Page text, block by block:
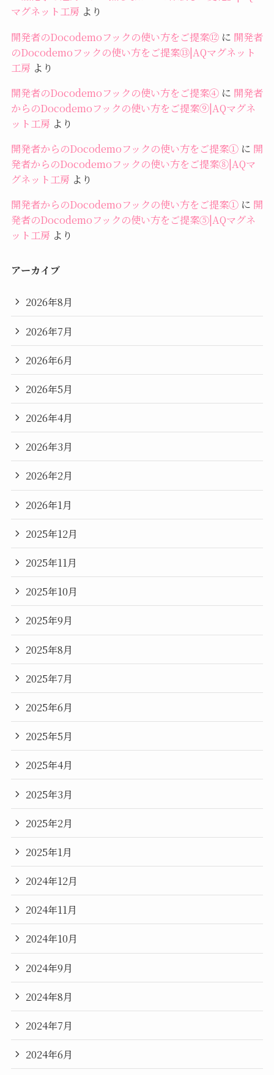
マグネット工房 より
開発者のDocodemoフックの使い方をご提案⑫に 開発者
のDocodemoフックの使い方をご提案⑬|AQマグネット
工房 より
開発者のDocodemoフックの使い方をご提案④に 開発者
からのDocodemoフックの使い方をご提案⑨|AQマグネ
ット工房 より
開発者からのDocodemoフックの使い方をご提案①に 開
発者からのDocodemoフックの使い方をご提案⑧|AQマ
グネット工房 より
開発者からのDocodemoフックの使い方をご提案①に 開
発者のDocodemoフックの使い方をご提案⑤|AQマグネ
ット工房 より
アーカイブ
2026年8月
2026年7月
2026年6月
2026年5月
2026年4月
2026年3月
2026年2月
2026年1月
2025年12月
2025年11月
2025年10月
2025年9月
2025年8月
2025年7月
2025年6月
2025年5月
2025年4月
2025年3月
2025年2月
2025年1月
2024年12月
2024年11月
2024年10月
2024年9月
2024年8月
2024年7月
2024年6月